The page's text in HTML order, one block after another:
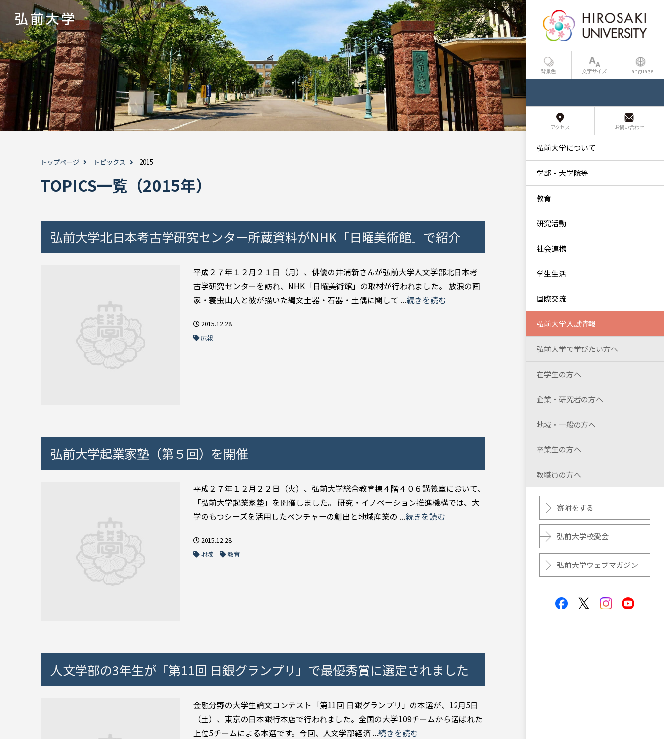
トップページ トピックス 2015
TOPICS一覧（2015年）
弘前大学北日本考古学研究センター所蔵資料がNHK「日曜美術館」で紹介
平成２７年１２月２１日（月）、俳優の井浦新さんが弘前大学人文学部北日本考
古学研究センターを訪れ、NHK「日曜美術館」の取材が行われました。 放浪の画
家・蓑虫山人と彼が描いた縄文土器・石器・土偶に関して ...続きを読む
2015.12.28
広報
弘前大学起業家塾（第５回）を開催
平成２７年１２月２２日（火）、弘前大学総合教育棟４階４０６講義室において、
「弘前大学起業家塾」を開催しました。 研究・イノベーション推進機構では、大
学のもつシーズを活用したベンチャーの創出と地域産業の ...続きを読む
2015.12.28
地域
教育
人文学部の3年生が「第11回 日銀グランプリ」で最優秀賞に選定されました
金融分野の大学生論文コンテスト「第11回 日銀グランプリ」の本選が、12月5日
（土）、東京の日本銀行本店で行われました。全国の大学109チームから選ばれた
上位5チームによる本選です。今回、人文学部経済 ...続きを読む
背景色 文字サイズ Language
アクセス お問い合わせ
弘前大学について
学部・大学院等
教育
研究活動
社会連携
学生生活
国際交流
弘前大学入試情報
弘前大学で学びたい方へ
在学生の方へ
企業・研究者の方へ
地域・一般の方へ
卒業生の方へ
教職員の方へ
寄附をする
弘前大学校愛会
弘前大学ウェブマガジン